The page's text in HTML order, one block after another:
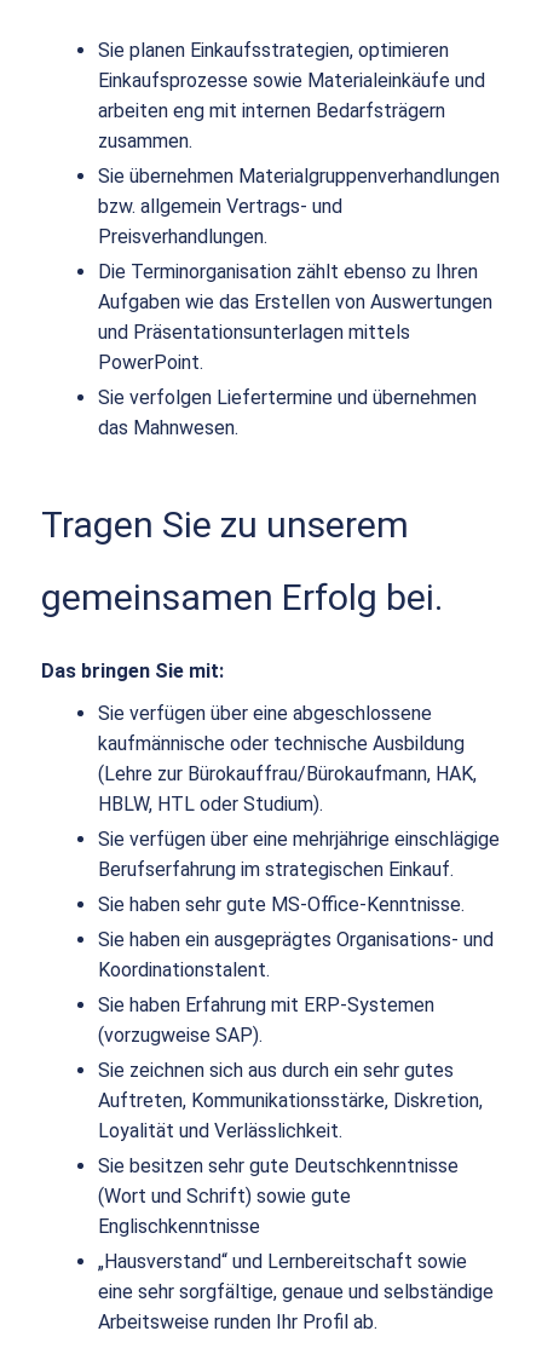
Sie planen Einkaufsstrategien, optimieren
Einkaufsprozesse sowie Materialeinkäufe und
arbeiten eng mit internen Bedarfsträgern
zusammen.
Sie übernehmen Materialgruppenverhandlungen
bzw. allgemein Vertrags- und
Preisverhandlungen.
Die Terminorganisation zählt ebenso zu Ihren
Aufgaben wie das Erstellen von Auswertungen
und Präsentationsunterlagen mittels
PowerPoint.
Sie verfolgen Liefertermine und übernehmen
das Mahnwesen.
Tragen Sie zu unserem
gemeinsamen Erfolg bei.
Das bringen Sie mit:
Sie verfügen über eine abgeschlossene
kaufmännische oder technische Ausbildung
(Lehre zur Bürokauffrau/Bürokaufmann, HAK,
HBLW, HTL oder Studium).
Sie verfügen über eine mehrjährige einschlägige
Berufserfahrung im strategischen Einkauf.
Sie haben sehr gute MS-Office-Kenntnisse.
Sie haben ein ausgeprägtes Organisations- und
Koordinationstalent.
Sie haben Erfahrung mit ERP-Systemen
(vorzugweise SAP).
Sie zeichnen sich aus durch ein sehr gutes
Auftreten, Kommunikationsstärke, Diskretion,
Loyalität und Verlässlichkeit.
Sie besitzen sehr gute Deutschkenntnisse
(Wort und Schrift) sowie gute
Englischkenntnisse
„Hausverstand“ und Lernbereitschaft sowie
eine sehr sorgfältige, genaue und selbständige
Arbeitsweise runden Ihr Profil ab.